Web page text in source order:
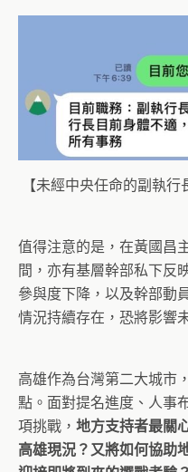
【未經中央任命的副執
值得注意的是，在黃國昌
間，亦有基層幹部私下反
參與度下降，以及幹部動
情況持續存在，恐將影響
高雄作為台灣第二大城市
點。面對提名進度、人事
項挑戰， 地方支持者最關
高雄現況？又將如何協助